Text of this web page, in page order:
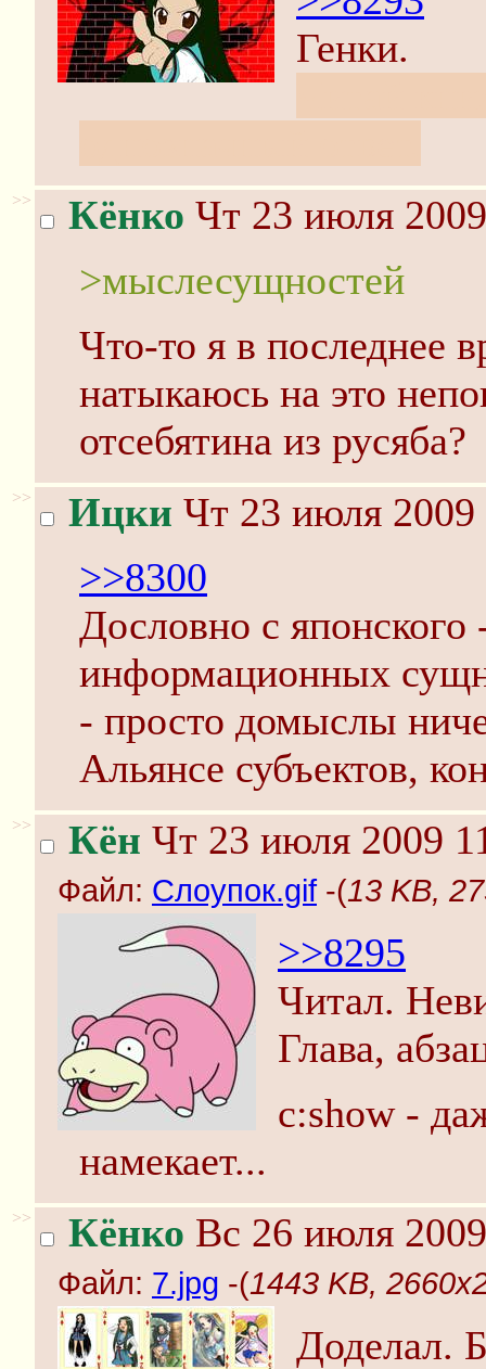
Генки.
>> Кёнко Чт 23 июля
>мыслесущностей
Что-то я в последнее
натыкаюсь на это
отсебятина из русяба?
>> Ицки Чт 23 июля 2009
>>8300
Дословно с
информационных
- просто домыслы
Альянсе субъектов,
>> Кён Чт 23 июля 2009
Файл: Слоупок.gif -(13 KB,
>>8295
Читал.
Глава,
c:show -
намекает...
>> Кёнко Вс 26 июля
Файл: 7.jpg -(1443 KB,
Доделал.